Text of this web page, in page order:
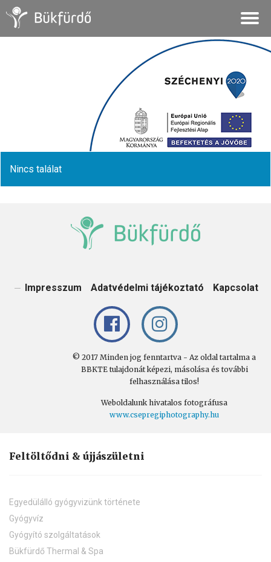
Nincs találat
Impresszum Adatvédelmi tájékoztató Kapcsolat
© 2017 Minden jog fenntartva - Az oldal tartalma a
BBKTE tulajdonát képezi, másolása és további
felhasználása tilos!
Weboldalunk hivatalos fotográfusa
www.csepregiphotography.hu
Feltöltődni & újjászületni
Egyedülálló gyógyvizünk története
Gyógyvíz
Gyógyító szolgáltatások
Bükfürdő Thermal & Spa